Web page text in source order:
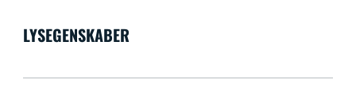
LYSEGENSKABER